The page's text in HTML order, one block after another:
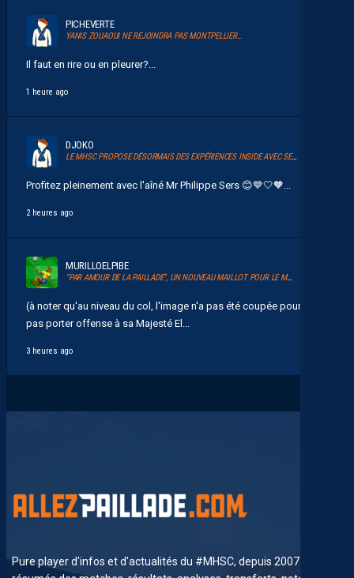
PICHEVERTE
YANIS ZOUAOUI NE REJOINDRA PAS MONTPELLIER…
Il faut en rire ou en pleurer?...
1 heure ago
DJOKO
LE MHSC PROPOSE DÉSORMAIS DES EXPÉRIENCES INSIDE AVEC SERSOU
Profitez pleinement avec l'aîné Mr Philippe Sers 😊💙🤍🧡...
2 heures ago
MURILLOELPIBE
“PAR AMOUR DE LA PAILLADE”, UN NOUVEAU MAILLOT POUR LE MHSC
(à noter qu'au niveau du col, l'image n'a pas été coupée pour ne
pas porter offense à sa Majesté El...
3 heures ago
Pure player d'infos et d'actualités du #MHSC, depuis 2007. News,